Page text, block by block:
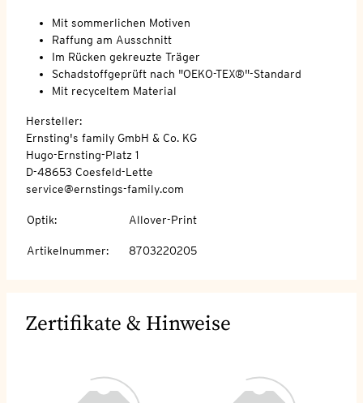
Mit sommerlichen Motiven
Raffung am Ausschnitt
Im Rücken gekreuzte Träger
Schadstoffgeprüft nach "OEKO-TEX®"-Standard
Mit recyceltem Material
Hersteller:
Ernsting's family GmbH & Co. KG
Hugo-Ernsting-Platz 1
D-48653 Coesfeld-Lette
service@ernstings-family.com
Optik: Allover-Print
Artikelnummer: 8703220205
Zertifikate & Hinweise